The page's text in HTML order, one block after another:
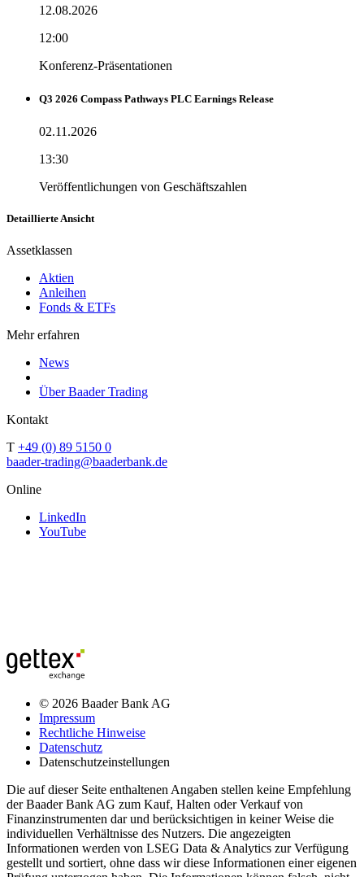
12.08.2026
12:00
Konferenz-Präsentationen
Q3 2026 Compass Pathways PLC Earnings Release
02.11.2026
13:30
Veröffentlichungen von Geschäftszahlen
Detaillierte Ansicht
Assetklassen
Aktien
Anleihen
Fonds & ETFs
Mehr erfahren
News
Über Baader Trading
Kontakt
T +49 (0) 89 5150 0
baader-trading@baaderbank.de
Online
LinkedIn
YouTube
© 2026 Baader Bank AG
Impressum
Rechtliche Hinweise
Datenschutz
Datenschutzeinstellungen
Die auf dieser Seite enthaltenen Angaben stellen keine Empfehlung
der Baader Bank AG zum Kauf, Halten oder Verkauf von
Finanzinstrumenten dar und berücksichtigen in keiner Weise die
individuellen Verhältnisse des Nutzers. Die angezeigten
Informationen werden von LSEG Data & Analytics zur Verfügung
gestellt und sortiert, ohne dass wir diese Informationen einer eigenen